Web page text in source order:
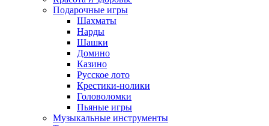
Подарочные игры
Шахматы
Нарды
Шашки
Домино
Казино
Русское лото
Крестики-нолики
Головоломки
Пьяные игры
Музыкальные инструменты